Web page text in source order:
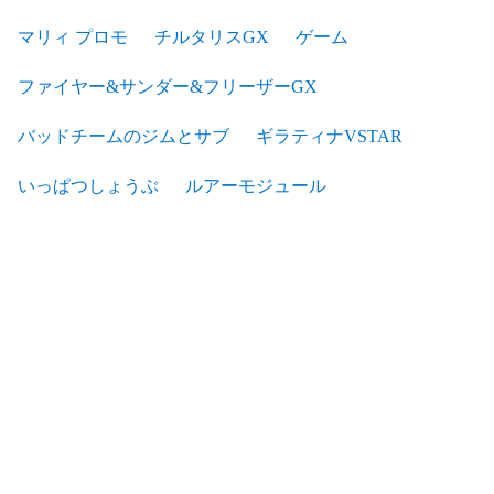
マリィ プロモ チルタリスGX ゲーム
ファイヤー&サンダー&フリーザーGX
バッドチームのジムとサブ ギラティナVSTAR
いっぱつしょうぶ ルアーモジュール